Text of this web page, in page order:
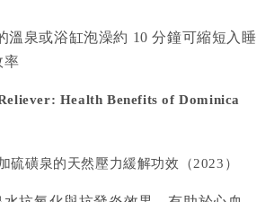
溫泉或浴缸泡澡約 10 分鐘可縮短入睡
率
Health Benefits of Dominica
硫磺泉的天然壓力緩解功效（2023）